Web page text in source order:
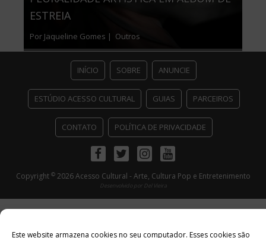
Este website armazena cookies no seu computador. Esses cookies são
ESTREIA
Por Jaqueline Gomes | Outros
INÍCIO SOBRE ANUNCIE
ESTÚDIO ACESSO CULTURAL GUIAS PARCEIROS
CONTATO POLÍTICA DE PRIVACIDADE
FacebookTwitterInstagramYoutube
Copyright ©2026 Acesso Cultural - Arte, Cultura Pop e Entretenimento
Desenvolvido por Del Vieira